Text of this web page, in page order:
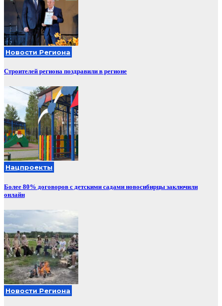
Новости Региона
Строителей региона поздравили в регионе
Нацпроекты
Более 80% договоров с детскими садами новосибирцы заключили
онлайн
Новости Региона